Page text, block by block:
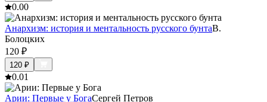
0.00
Анархизм: история и ментальность русского бунтаВ.
Болоцких
120 ₽
120 ₽
0.01
Арии: Первые у БогаСергей Петров